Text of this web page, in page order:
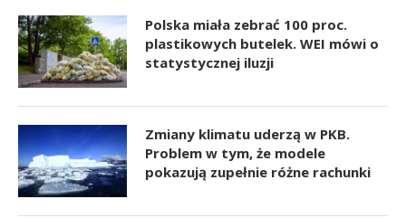
Polska miała zebrać 100 proc.
plastikowych butelek. WEI mówi o
statystycznej iluzji
Zmiany klimatu uderzą w PKB.
Problem w tym, że modele
pokazują zupełnie różne rachunki